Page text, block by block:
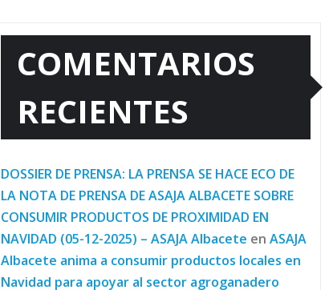
COMENTARIOS
RECIENTES
DOSSIER DE PRENSA: LA PRENSA SE HACE ECO DE
LA NOTA DE PRENSA DE ASAJA ALBACETE SOBRE
CONSUMIR PRODUCTOS DE PROXIMIDAD EN
NAVIDAD (05-12-2025) – ASAJA Albacete en ASAJA
Albacete anima a consumir productos locales en
Navidad para apoyar al sector agroganadero